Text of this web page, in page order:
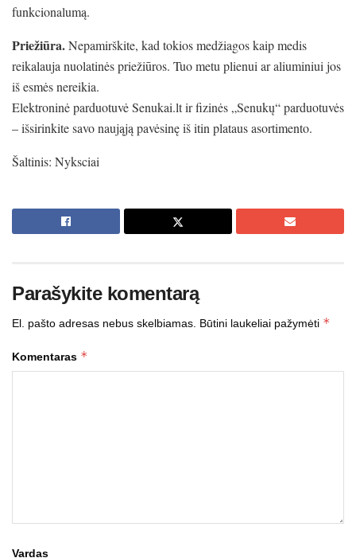
funkcionalumą.
Priežiūra.Nepamirškite, kad tokios medžiagos kaip medis
reikalauja nuolatinės priežiūros. Tuo metu plienui ar aliuminiui jos
iš esmės nereikia.
Elektroninė parduotuvė Senukai.lt ir fizinės „Senukų“ parduotuvės
– išsirinkite savo naująją pavėsinę iš itin plataus asortimento.
Šaltinis: Nyksciai
Parašykite komentarą
El. pašto adresas nebus skelbiamas. Būtini laukeliai pažymėti *
Komentaras *
Vardas